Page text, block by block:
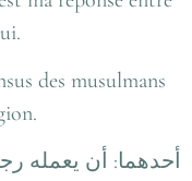
des musulmans
أحدهما: أن يعمله